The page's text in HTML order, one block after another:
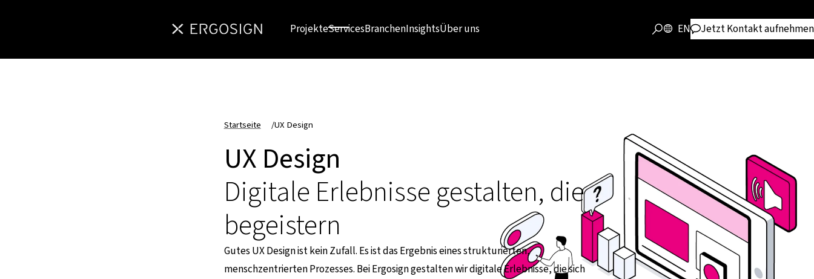
ProjekteServicesBranchenInsightsÜber uns EN Jetzt Kontakt aufnehmen
Startseite /UX Design
UX Design
Digitale Erlebnisse gestalten, die
begeistern
Gutes UX Design ist kein Zufall. Es ist das Ergebnis eines strukturierten,
menschzentrierten Prozesses. Bei Ergosign gestalten wir digitale Erlebnisse, die sich